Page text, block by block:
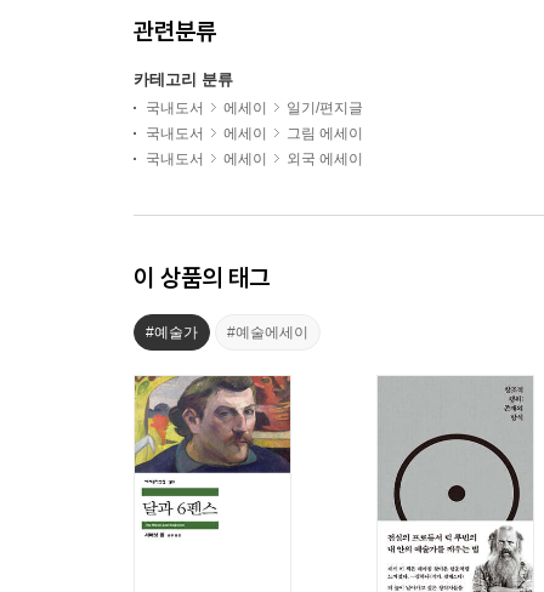
관련분류
카테고리 분류
국내도서 에세이
일기/편지글
국내도서
에세이
그림 에세이
국내도서
에세이 외국 에세이
이 상품의 태그
#예술가 #예술에세이